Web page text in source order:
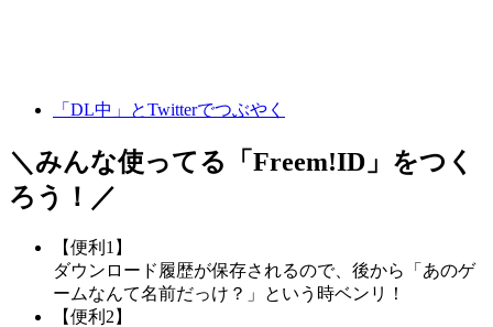
「DL中」とTwitterでつぶやく
＼みんな使ってる「 Freem!ID 」をつく
ろう！／
【便利1】
ダウンロード履歴が保存されるので、後から「あのゲ
ームなんて名前だっけ？」という時ベンリ！
【便利2】